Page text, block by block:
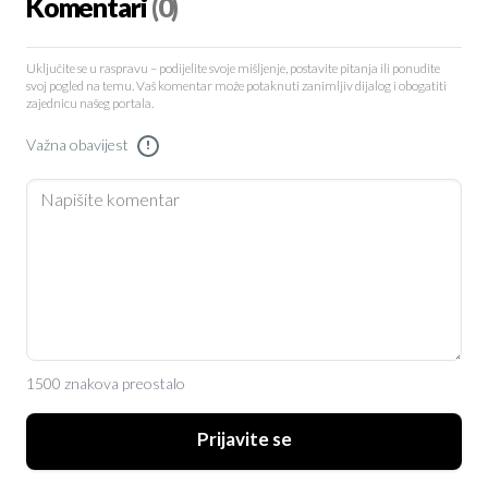
Komentari(0)
Uključite se u raspravu – podijelite svoje mišljenje, postavite pitanja ili ponudite
svoj pogled na temu. Vaš komentar može potaknuti zanimljiv dijalog i obogatiti
zajednicu našeg portala.
Važna obavijest !
1500 znakova preostalo
Prijavite se